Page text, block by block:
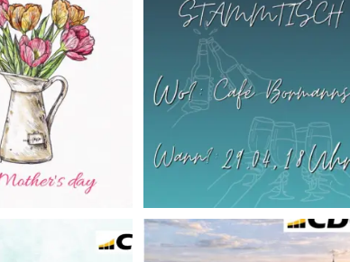
...
Mai 10
langweilige Reden?...
Apr. 27
Der Haushalt 2026 ist kein
gewöhnlicher Haushalt....